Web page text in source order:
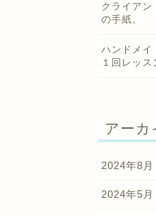
クライアン
の手紙。
ハンドメイ
１回レッス
アーカ
2024年8月
2024年5月